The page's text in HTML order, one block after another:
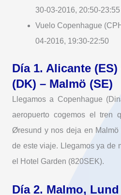
30-03-2016, 20:50-23:55
Vuelo Copenhague
04-2016, 19:30-22:50
Día 1. Alicante
(DK) – Malmö (SE)
Llegamos a Copenhague
aeropuerto cogemos el tren
Øresund y nos deja en Malmö
de este viaje. Llegamos ya de
el Hotel Garden (820SEK).
Día 2. Malmo, Lund